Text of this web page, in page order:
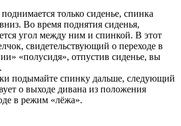
только сиденье, спинка
Во время поднятия сиденья,
угол между ним и спинкой. В этот
свидетельствующий о переходе в
«полусидя», отпустив сиденье, вы
подымайте спинку дальше, следующий
о выходе дивана из положения
в режим «лёжа».